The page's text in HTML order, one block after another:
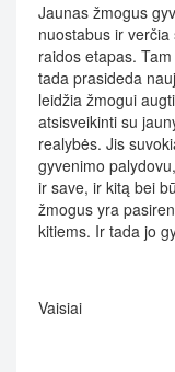
Jaunas žmogus
nuostabus ir
raidos etapas.
tada prasideda
leidžia žmogui
atsisveikinti su
realybės. Jis
gyvenimo
ir save, ir kitą bei
žmogus yra
kitiems. Ir tada jo
Vaisiai